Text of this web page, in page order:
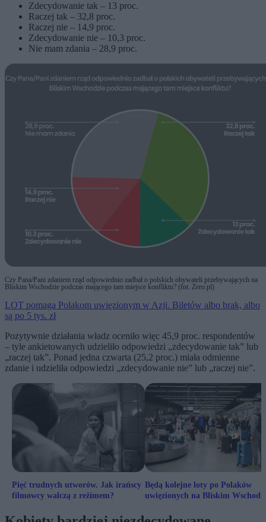
Zdecydowanie tak – 13 proc.
Raczej tak – 32,8 proc.
Raczej nie – 14,9 proc.
Zdecydowanie nie – 10,3 proc.
Nie mam zdania – 28,9 proc.
Czy Pana/Pani zdaniem rząd odpowiednio zadbał o polskich obywateli przebywających na
Bliskim Wschodzie podczas mającego tam miejsce konfliktu? (fot. Zero.pl)
LOT pomaga Polakom uwięzionym w Azji. Biletów albo brak, albo
są po 5 tys. zł
Pozytywnie działania władz oceniło więc 45,9 proc. respondentów
– tyle ankietowanych udzieliło odpowiedzi „zdecydowanie tak” lub
„raczej tak”. Ponad jedna czwarta (25,2 proc.) miała odmienne
zdanie i udzieliła odpowiedzi „zdecydowanie nie” lub „raczej nie”.
Pięć trudnych utworów. Jak irańscy
filmowcy walczą z reżimem?
Będą kolejne loty po Polaków
uwięzionych na Bliskim